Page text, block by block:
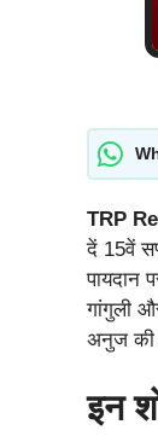
TRP
दें 15वें
पायदान
गांगुली
अनुज की
इन